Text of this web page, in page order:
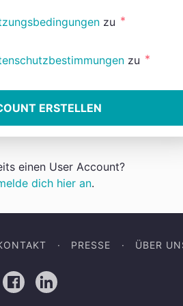
zu *
zu *
ERSTELLEN
einen User Account?
dich hier an.
PRESSE ÜBER
FacebookLinkedIn